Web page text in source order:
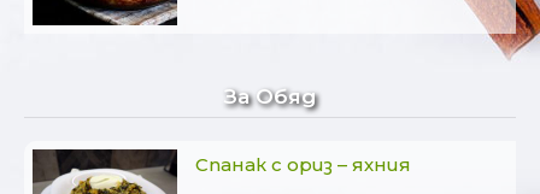
За Обяд
Спанак с ориз – яхния